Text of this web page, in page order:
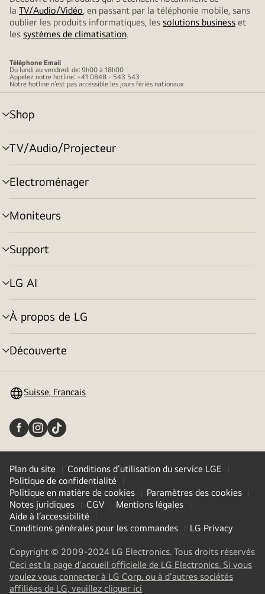
la TV/Audio/Vidéo, en passant par la téléphonie mobile, sans
oublier les produits informatiques, les solutions business et
les systèmes de climatisation.
Téléphone Email
Du lundi au vendredi de: 9h00 à 18h00
Appelez notre hotline: +41 0848 - 543 543
Notre hotline n’est pas accessible les jours fériés nationaux
Shop
menu
déroulant
TV/Audio/Projecteur
menu
déroulant
Electroménager
menu
déroulant
Moniteurs
menu
déroulant
Support
menu
déroulant
LG AI
menu
déroulant
À propos de LG
menu
déroulant
Découverte
menu
Suisse, Francais
Plan du site
Conditions d’utilisation du service LGE
Politique de confidentialité
Politique en matière de cookies
Paramètres des cookies
Notes juridiques
CGV
Mentions légales
Aide à l’accessibilité
Conditions générales pour les commandes
LG Privacy
Copyright © 2009-2024 LG Electronics. Tous droits réservés
Ceci est la page d'accueil officielle de LG Electronics. Si vous
voulez vous connecter à LG Corp. ou à d'autres sociétés
affiliées de LG, veuillez cliquer ici